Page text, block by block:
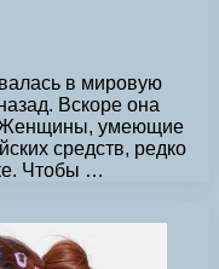
в мировую
Вскоре она
Женщины, умеющие
средств, редко
Чтобы …